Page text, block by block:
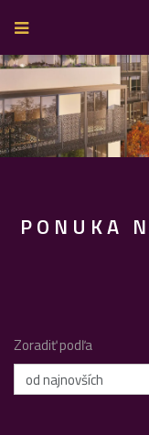
PONUKA
Zoradiť podľa